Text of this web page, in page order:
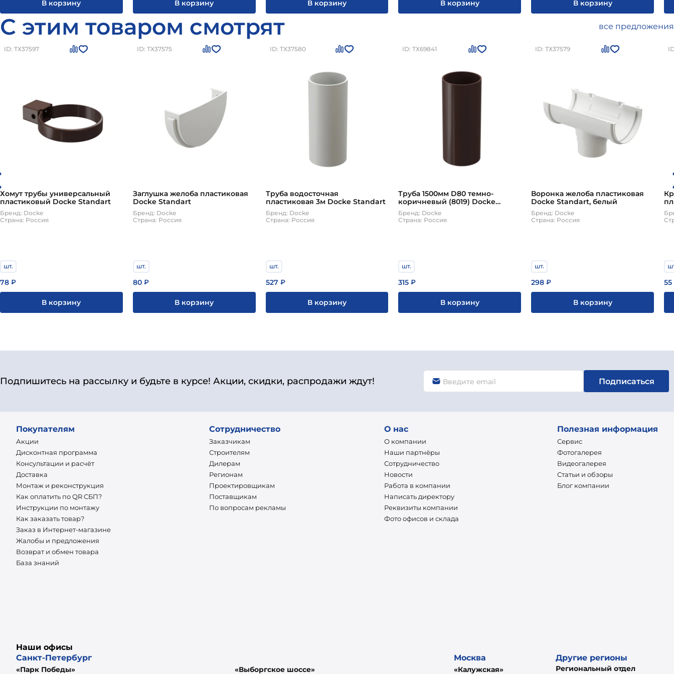
В корзину В корзину В корзину В корзину В корзину
С этим товаром смотрят все предложения
ID: ТХ37597
Хомут трубы универсальный
пластиковый Docke Standart
Бренд: Docke
Страна: Россия
шт.
78 ₽
В корзину
ID: ТХ37575
Заглушка желоба пластиковая
Docke Standart
Бренд: Docke
Страна: Россия
шт.
80₽
В корзину
ID: ТХ37580
Труба водосточная
пластиковая 3м Docke Standart
Бренд: Docke
Страна: Россия
шт.
527 ₽
В корзину
ID: ТХ69841
Труба 1500мм D80 темно-
коричневый (8019) Docke
Standart
Бренд: Docke
Страна: Россия
шт.
315 ₽
В корзину
ID: ТХ37579
Воронка желоба пластиковая
Docke Standart, белый
Бренд: Docke
Страна: Россия
шт.
298 ₽
В корзину
55
Подпишитесь на рассылку и будьте в курсе! Акции, скидки, распродажи ждут! Подписаться
Покупателям
Акции
Дисконтная программа
Консультации и расчёт
Доставка
Монтаж и реконструкция
Как оплатить по QR СБП?
Инструкции по монтажу
Как заказать товар?
Заказ в Интернет-магазине
Жалобы и предложения
Возврат и обмен товара
База знаний
Сотрудничество
Заказчикам
Строителям
Дилерам
Регионам
Проектировщикам
Поставщикам
По вопросам рекламы
О нас
О компании
Наши партнёры
Сотрудничество
Новости
Работа в компании
Написать директору
Реквизиты компании
Фото офисов и склада
Полезная информация
Сервис
Фотогалерея
Видеогалерея
Статьи и обзоры
Блог компании
Наши офисы
Санкт-Петербург
«Парк Победы» «Выборгское шоссе»
Москва
«Калужская»
Другие регионы
Региональный отдел